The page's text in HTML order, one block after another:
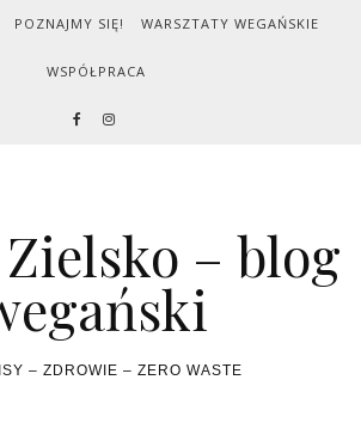
POZNAJMY SIĘ! WARSZTATY WEGAŃSKIE
WSPÓŁPRACA
– blog
– ZDROWIE – ZERO WASTE